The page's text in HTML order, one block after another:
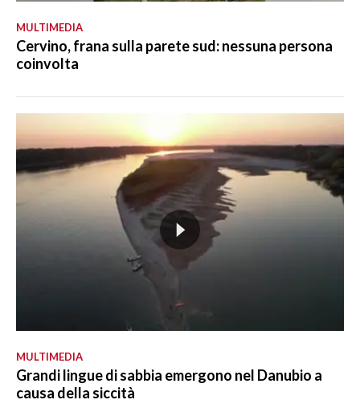
MULTIMEDIA
Cervino, frana sulla parete sud: nessuna persona
coinvolta
MULTIMEDIA
Grandi lingue di sabbia emergono nel Danubio a
causa della siccità